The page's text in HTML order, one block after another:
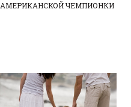
АМЕРИКАНСКОЙ ЧЕМПИОНКИ